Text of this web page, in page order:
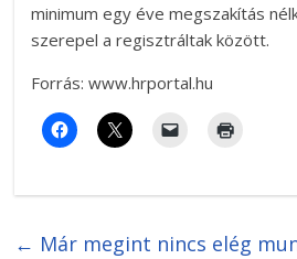
minimum egy éve megszakítás
szerepel a regisztráltak között.
Forrás: www.hrportal.hu
← Már megint nincs elég